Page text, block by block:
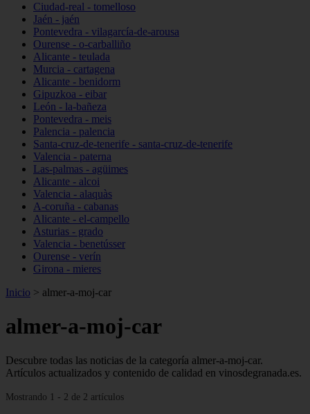
Ciudad-real - tomelloso
Jaén - jaén
Pontevedra - vilagarcía-de-arousa
Ourense - o-carballiño
Alicante - teulada
Murcia - cartagena
Alicante - benidorm
Gipuzkoa - eibar
León - la-bañeza
Pontevedra - meis
Palencia - palencia
Santa-cruz-de-tenerife - santa-cruz-de-tenerife
Valencia - paterna
Las-palmas - agüimes
Alicante - alcoi
Valencia - alaquàs
A-coruña - cabanas
Alicante - el-campello
Asturias - grado
Valencia - benetússer
Ourense - verín
Girona - mieres
Inicio > almer-a-moj-car
almer-a-moj-car
Descubre todas las noticias de la categoría almer-a-moj-car.
Artículos actualizados y contenido de calidad en vinosdegranada.es.
Mostrando 1 - 2 de 2 artículos